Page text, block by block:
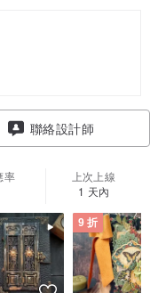
聯絡設計師
率
上次上線
1 天內
9 折